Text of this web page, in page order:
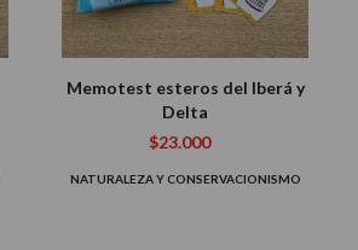
Memotest esteros del Iberá y
Delta
$23.000
NATURALEZA Y CONSERVACIONISMO